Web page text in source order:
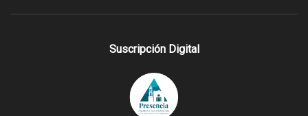
Suscripción Digital